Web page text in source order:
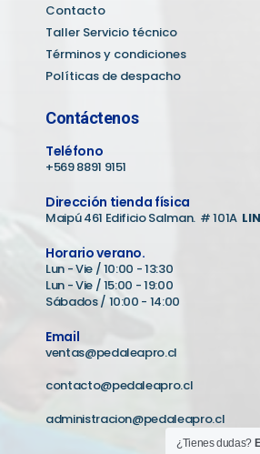
Contacto
Taller Servicio técnico
Términos y condiciones
Políticas de despacho
Contáctenos
Teléfono
+569 8891 9151
Dirección tienda física
Maipú 461 Edificio Salman. # 101A
Horario verano.
Lun - Vie / 10:00 - 13:30
Lun - Vie / 15:00 - 19:00
Sábados / 10:00 - 14:00
Email
ventas@pedaleapro.cl
contacto@pedaleapro.cl
administracion@pedaleapro.cl
¿Tienes dudas?